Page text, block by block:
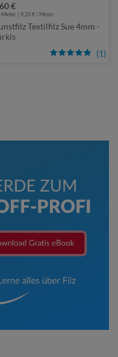
€
(1)
Meter | 9,20 € / Meter
Textilfilz Sue 4mm -